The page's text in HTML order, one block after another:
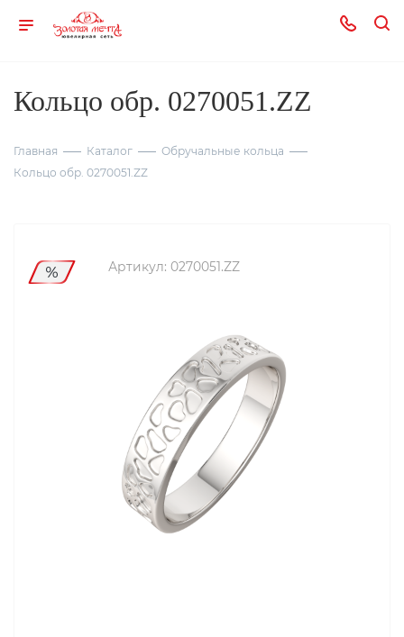
Кольцо обр. 0270051.ZZ
Главная Каталог
Обручальные кольца
Кольцо обр. 0270051.ZZ
Артикул: 0270051.ZZ